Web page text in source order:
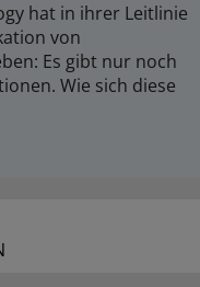
hat in ihrer Leitlinie
von
Es gibt nur noch
Wie sich diese